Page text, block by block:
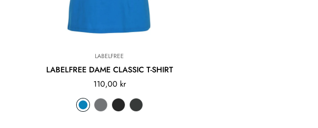
LABELFREE
LABELFREE DAME CLASSIC T-SHIRT
110,00 kr